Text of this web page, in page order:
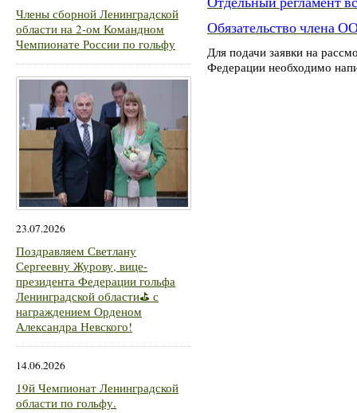
Члены сборной Ленинградской
области на 2-ом Командном
Чемпионате России по гольфу
23.07.2026
Поздравляем Светлану
Сергеевну Журову, вице-
президента Федерации гольфа
Ленинградской области⛳ с
награждением Орденом
Александра Невского!
14.06.2026
19й Чемпионат Ленинградской
области по гольфу.
Обязательство члена
Для подачи заявки на
Федерации необходимо